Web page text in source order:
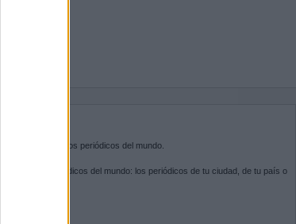
de entrada a los periódicos del mundo.
de los periódicos del mundo: los periódicos de tu ciudad, de tu país o